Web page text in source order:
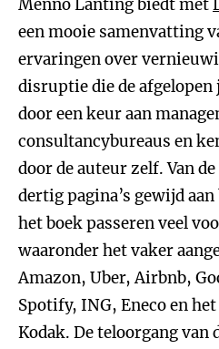
Menno Lanting biedt met
een mooie samenvatting
ervaringen over
disruptie die de
door een keur aan
consultancybureaus en
door de auteur zelf. Van
dertig pagina’s gewijd
het boek passeren veel
waaronder het vaker
Amazon, Uber, Airbnb,
Spotify, ING, Eneco en
Kodak. De teloorgang